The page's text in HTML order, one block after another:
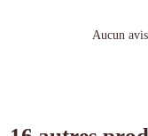
Aucun